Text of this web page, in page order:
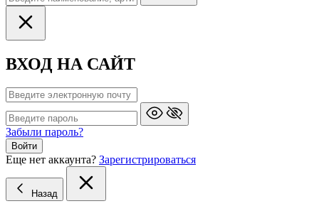
ВХОД НА САЙТ
Забыли пароль?
Войти
Еще нет аккаунта? Зарегистрироваться
Назад